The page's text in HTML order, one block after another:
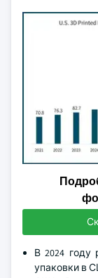
В 2024 году
упаковки в